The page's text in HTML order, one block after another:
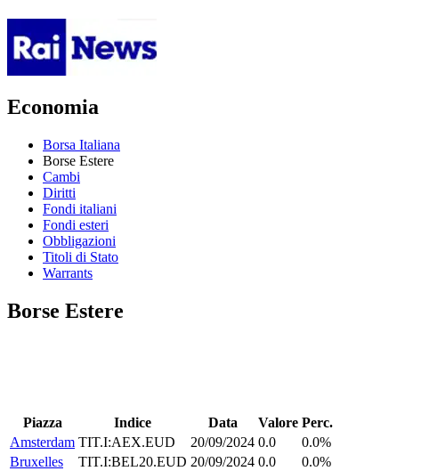
Economia
Borsa Italiana
Borse Estere
Cambi
Diritti
Fondi italiani
Fondi esteri
Obbligazioni
Titoli di Stato
Warrants
Borse Estere
Piazza Indice Data Valore Perc.
Amsterdam TIT.I:AEX.EUD 20/09/2024 0.0
0.0%
Bruxelles
TIT.I:BEL20.EUD 20/09/2024 0.0
0.0%